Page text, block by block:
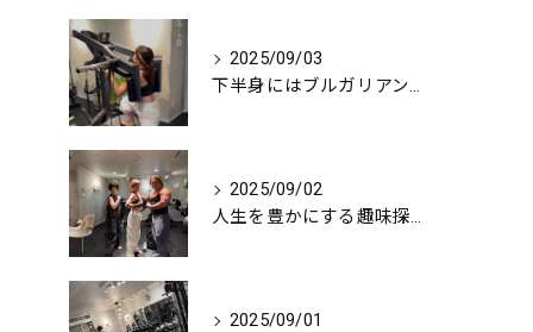
2025/09/03
下半身にはブルガリアンスクワット！
2025/09/02
人生を豊かにする趣味探し
2025/09/01